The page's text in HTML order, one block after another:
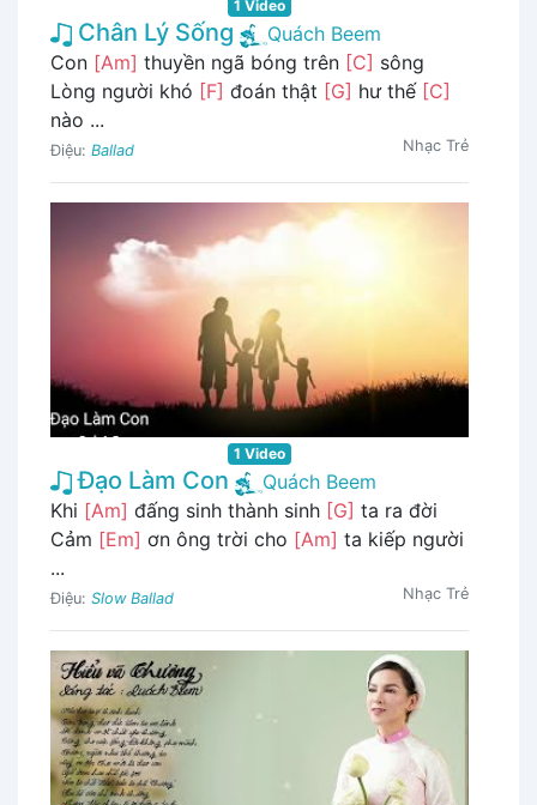
1 Video
Chân Lý Sống
Quách Beem
Con [Am] thuyền ngã bóng trên [C] sông
Lòng người khó [F] đoán thật [G] hư thế [C]
nào ...
Điệu: Ballad Nhạc Trẻ
1 Video
Đạo Làm Con
Quách Beem
Khi [Am] đấng sinh thành sinh [G] ta ra đời
Cảm [Em] ơn ông trời cho [Am] ta kiếp người
...
Điệu: Slow Ballad Nhạc Trẻ